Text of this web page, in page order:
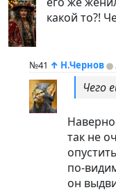
какой то?!
№41 ↑ Н.Чернов
Чего
так не
по-
он